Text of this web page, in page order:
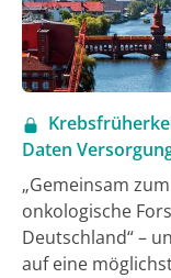
Daten
„Gemeinsam
onkologische
Deutschland“ –
auf eine